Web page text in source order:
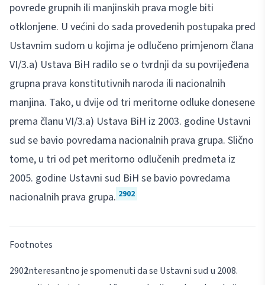
povrede grupnih ili manjinskih prava mogle biti
otklonjene. U većini do sada provedenih postupaka pred
Ustavnim sudom u kojima je odlučeno primjenom člana
VI/3.a) Ustava BiH radilo se o tvrdnji da su povrijeđena
grupna prava konstitutivnih naroda ili nacionalnih
manjina. Tako, u dvije od tri meritorne odluke donesene
prema članu VI/3.a) Ustava BiH iz 2003. godine Ustavni
sud se bavio povredama nacionalnih prava grupa. Slično
tome, u tri od pet meritorno odlučenih predmeta iz
2005. godine Ustavni sud BiH se bavio povredama
nacionalnih prava grupa. 2902
Footnotes
Interesantno je spomenuti da se Ustavni sud u 2008.